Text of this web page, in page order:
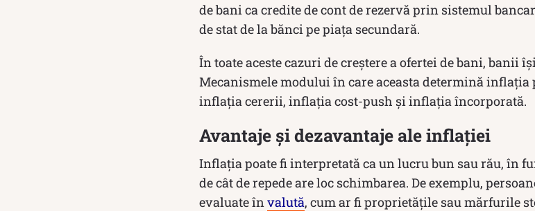
de bani ca credite de cont de rezervă prin sistemul
de stat de la bănci pe piața secundară.
În toate aceste cazuri de creștere a ofertei de bani, banii
Mecanismele modului în care aceasta determină
inflația cererii, inflația cost-push și inflația încorporată.
Avantaje și dezavantaje ale inflației
Inflația poate fi interpretată ca un lucru bun sau rău, în
de cât de repede are loc schimbarea. De exemplu,
evaluate în valută, cum ar fi proprietățile sau mărfurile